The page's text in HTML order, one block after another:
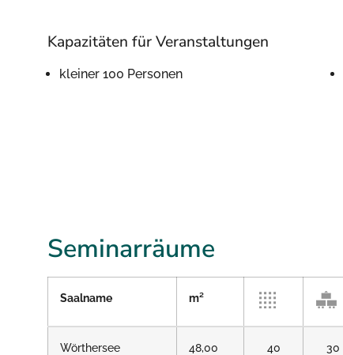
Kapazitäten für Veranstaltungen
kleiner 100 Personen
Seminarräume
Saalname m²
Wörthersee 48,00 40 30